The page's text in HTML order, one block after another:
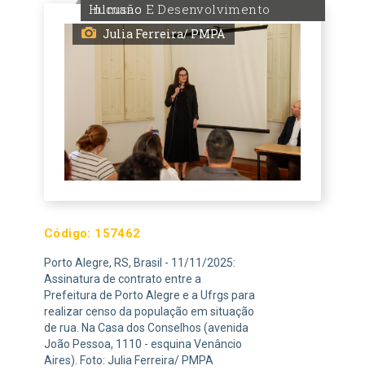
Inlcusão E Desenvolvimento Humano
Julia Ferreira/ PMPA
Código: 157462
Porto Alegre, RS, Brasil - 11/11/2025:
Assinatura de contrato entre a
Prefeitura de Porto Alegre e a Ufrgs para
realizar censo da população em situação
de rua. Na Casa dos Conselhos (avenida
João Pessoa, 1110 - esquina Venâncio
Aires). Foto: Julia Ferreira/ PMPA